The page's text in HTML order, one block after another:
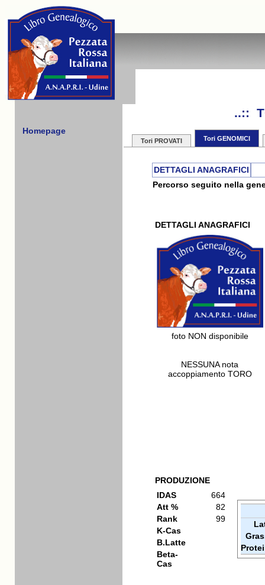
Homepage
..::
Tori PROVATI Tori GENOMICI
DETTAGLI ANAGRAFICI
Percorso seguito nella
DETTAGLI ANAGRAFICI
foto NON disponibile
NESSUNA nota
accoppiamento TORO
PRODUZIONE
IDAS
664
Att %
82
Rank
99
K-Cas
B.Latte
Beta-
Cas